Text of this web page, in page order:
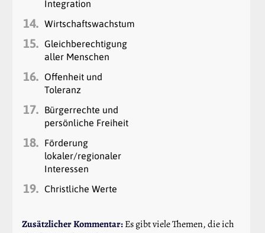
Integration
14. Wirtschaftswachstum
15.
Gleichberechtigung
aller Menschen
16.
Offenheit und
Toleranz
17.
Bürgerrechte und
persönliche Freiheit
18.
Förderung
lokaler/regionaler
Interessen
19. Christliche Werte
Zusätzlicher Kommentar:Es gibt viele Themen, die ich